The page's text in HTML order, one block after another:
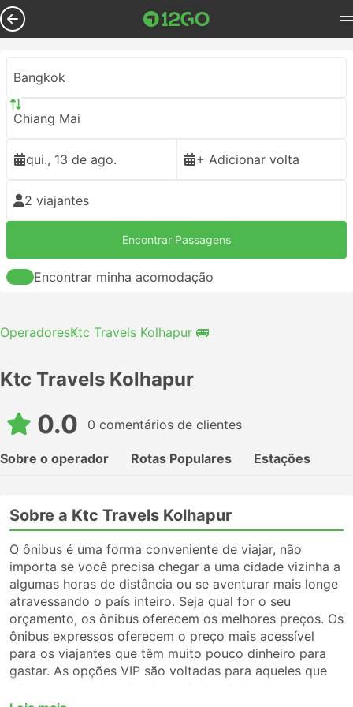
Bangkok
Chiang Mai
qui., 13 de ago. + Adicionar volta
2 viajantes
Encontrar Passagens
Encontrar minha acomodação
OperadoresKtc Travels Kolhapur 🚌
Ktc Travels Kolhapur
0.0 0 comentários de clientes
Sobre o operador Rotas Populares Estações
Sobre a Ktc Travels Kolhapur
O ônibus é uma forma conveniente de viajar, não
importa se você precisa chegar a uma cidade vizinha a
algumas horas de distância ou se aventurar mais longe
atravessando o país inteiro. Seja qual for o seu
orçamento, os ônibus oferecem os melhores preços. Os
ônibus expressos oferecem o preço mais acessível
para os viajantes que têm muito pouco dinheiro para
gastar. As opções VIP são voltadas para aqueles que